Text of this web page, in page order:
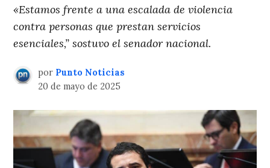
«Estamos frente a una escalada de violencia
contra personas que prestan servicios
esenciales,” sostuvo el senador nacional.
por Punto Noticias
20 de mayo de 2025